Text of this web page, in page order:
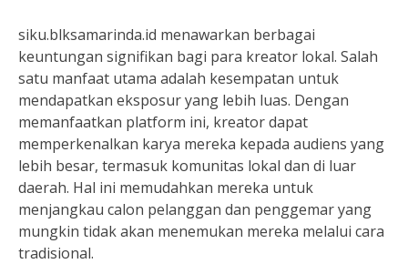
siku.blksamarinda.id menawarkan berbagai
keuntungan signifikan bagi para kreator lokal. Salah
satu manfaat utama adalah kesempatan untuk
mendapatkan eksposur yang lebih luas. Dengan
memanfaatkan platform ini, kreator dapat
memperkenalkan karya mereka kepada audiens yang
lebih besar, termasuk komunitas lokal dan di luar
daerah. Hal ini memudahkan mereka untuk
menjangkau calon pelanggan dan penggemar yang
mungkin tidak akan menemukan mereka melalui cara
tradisional.